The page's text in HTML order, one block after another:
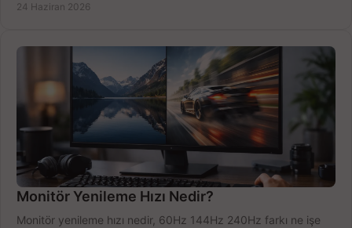
24 Haziran 2026
Monitör Yenileme Hızı Nedir?
Monitör yenileme hızı nedir, 60Hz 144Hz 240Hz farkı ne işe